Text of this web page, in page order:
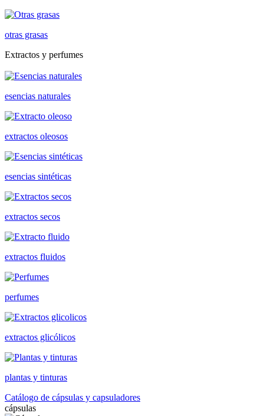
otras grasas
Extractos y perfumes
esencias naturales
extractos oleosos
esencias sintéticas
extractos secos
extractos fluidos
perfumes
extractos glicólicos
plantas y tinturas
Catálogo de cápsulas y capsuladores
cápsulas